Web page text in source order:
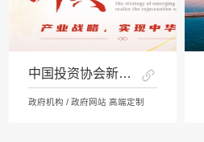
中国投资协会新兴产业中心
政府机构 / 政府网站 高端定制